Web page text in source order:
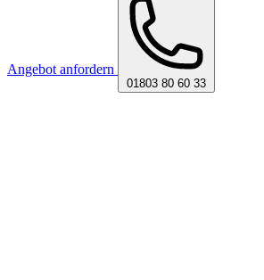
Angebot anfordern
01803 80 60 33